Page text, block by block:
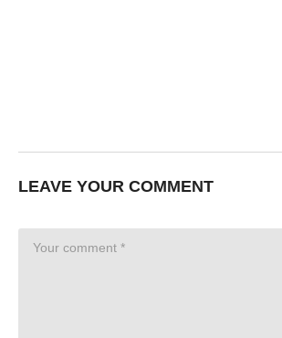
LEAVE YOUR COMMENT